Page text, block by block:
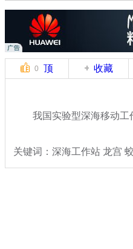
0 顶 收藏
我国实验型深海移动工
关键词：深海工作站 龙宫